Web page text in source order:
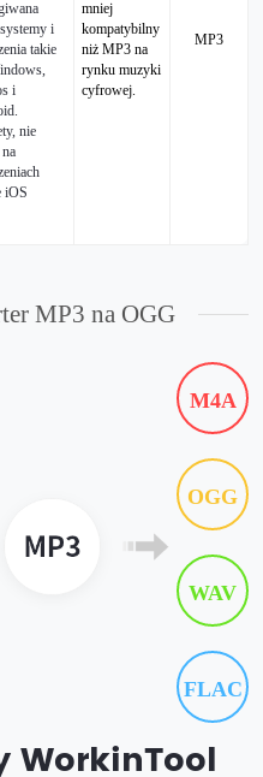
i
takie
i
nie
na
iOS
mniej
kompatybilny
niż MP3 na
rynku muzyki
cyfrowej.
MP3
MP3 na OGG
M4A
OGG
WAV
FLAC
WorkinTool